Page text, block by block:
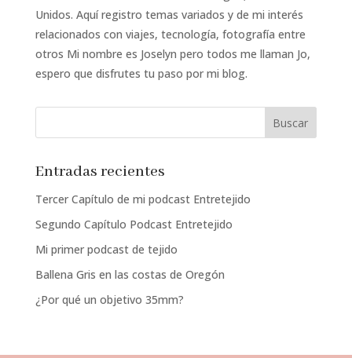
Unidos. Aquí registro temas variados y de mi interés
relacionados con viajes, tecnología, fotografía entre
otros Mi nombre es Joselyn pero todos me llaman Jo,
espero que disfrutes tu paso por mi blog.
Entradas recientes
Tercer Capítulo de mi podcast Entretejido
Segundo Capítulo Podcast Entretejido
Mi primer podcast de tejido
Ballena Gris en las costas de Oregón
¿Por qué un objetivo 35mm?